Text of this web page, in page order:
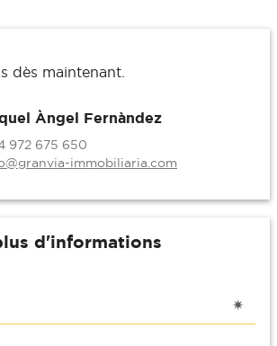
dès maintenant.
Àngel Fernàndez
972 675 650
immobiliaria.com
d'informations